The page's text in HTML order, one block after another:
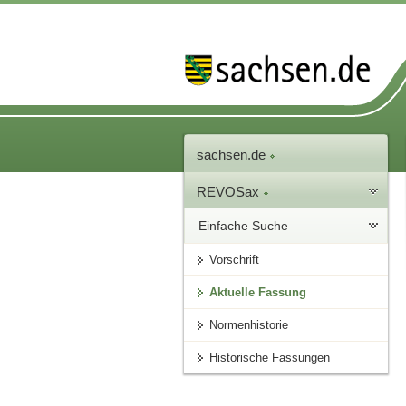
sachsen.de
REVOSax
Einfache Suche
Vorschrift
Aktuelle Fassung
Normenhistorie
Historische Fassungen